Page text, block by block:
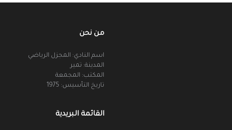
من نحن
اسم النادي: المجزل الرياضي
المدينة: تمير
المكتب: المجمعة
تاريخ التأسيس: 1975
القائمة البريدية